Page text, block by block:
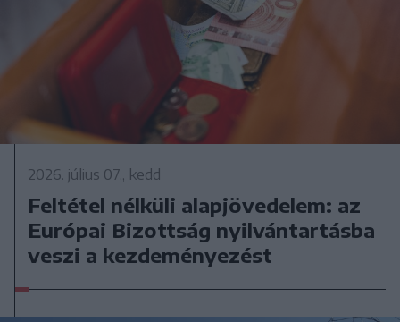
2026. július 07., kedd
Feltétel nélküli alapjövedelem: az
Európai Bizottság nyilvántartásba
veszi a kezdeményezést